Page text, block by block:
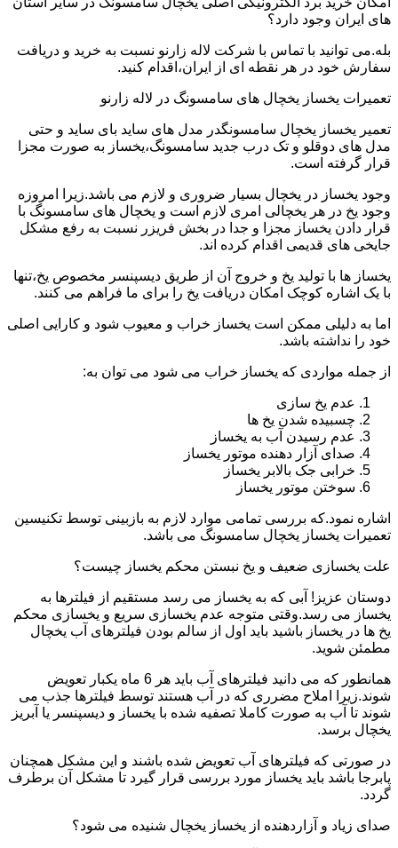
های ایران وجود دارد؟
بله.می توانید با تماس با شرکت لاله زارنو نسبت به خرید و دریافت
سفارش خود در هر نقطه ای از ایران،اقدام کنید.
تعمیرات یخساز یخچال های سامسونگ در لاله زارنو
تعمیر یخساز یخچال سامسونگدر مدل های ساید بای ساید و حتی
مدل های دوقلو و تک درب جدید سامسونگ،یخساز به صورت مجزا
قرار گرفته است.
وجود یخساز در یخچال بسیار ضروری و لازم می باشد.زیرا امروزه
وجود یخ در هر یخچالی امری لازم است و یخچال های سامسونگ با
قرار دادن یخساز مجزا و جدا در بخش فریزر نسبت به رفع مشکل
جایخی های قدیمی اقدام کرده اند.
یخساز ها با تولید یخ و خروج آن از طریق دیسپنسر مخصوص یخ،تنها
با یک اشاره کوچک امکان دریافت یخ را برای ما فراهم می کنند.
اما به دلیلی ممکن است یخساز خراب و معیوب شود و کارایی اصلی
خود را نداشته باشد.
از جمله مواردی که یخساز خراب می شود می توان به:
عدم یخ سازی
چسبیده شدن یخ ها
عدم رسیدن آب به یخساز
صدای آزار دهنده موتور یخساز
خرابی جک بالابر یخساز
سوختن موتور یخساز
اشاره نمود.که بررسی تمامی موارد لازم به بازبینی توسط تکنیسین
تعمیرات یخساز یخچال سامسونگ می باشد.
علت یخسازی ضعیف و یخ نبستن محکم یخساز چیست؟
دوستان عزیز! آبی که به یخساز می رسد مستقیم از فیلترها به
یخساز می رسد.وقتی متوجه عدم یخسازی سریع و یخسازی محکم
یخ ها در یخساز باشید باید اول از سالم بودن فیلترهای آب یخچال
مطمئن شوید.
همانطور که می دانید فیلترهای آب باید هر 6 ماه یکبار تعویض
شوند.زیرا املاح مضرری که در آب هستند توسط فیلترها جذب می
شوند تا آب به صورت کاملا تصفیه شده با یخساز و دیسپنسر یا آبریز
یخچال برسد.
در صورتی که فیلترهای آب تعویض شده باشند و این مشکل همچنان
پابرجا باشد باید یخساز مورد بررسی قرار گیرد تا مشکل آن برطرف
گردد.
صدای زیاد و آزاردهنده از یخساز یخچال شنیده می شود؟